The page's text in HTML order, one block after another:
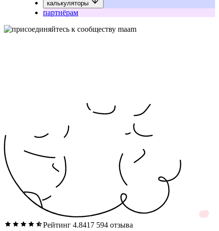
калькуляторы
партнёрам
Рейтинг 4.8417 594 отзыва